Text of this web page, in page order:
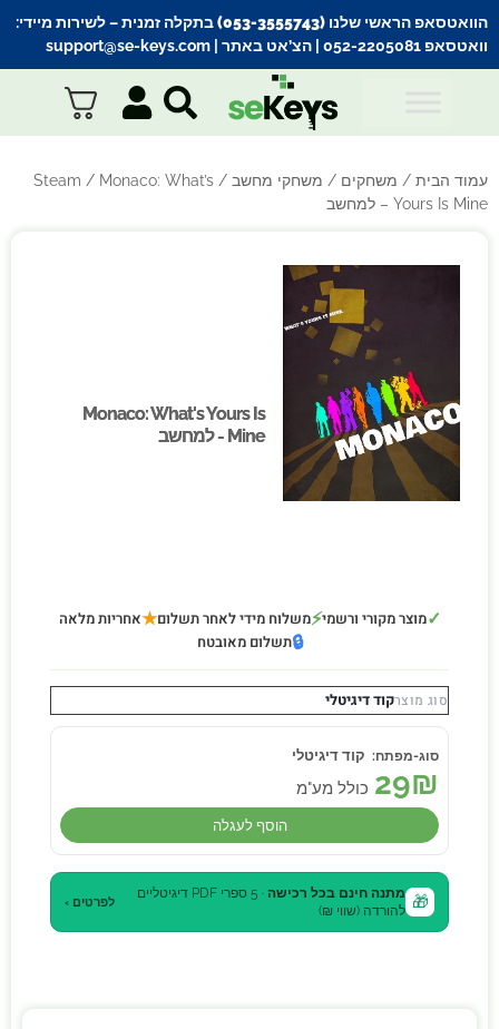
הוואטסאפ הראשי שלנו (053-3555743) בתקלה זמנית
– לשירות מיידי:
וואטסאפ 052-2205081
| הצ’אט באתר | support@se-keys.com
עמוד הבית / משחקים / משחקי מחשב /
Steam / Monaco: What’s
Yours Is Mine – למחשב
Monaco: What's Yours Is
Mine - למחשב
Monaco: What's Yours Is
Mine - למחשב
✓מוצר מקורי ורשמי⚡משלוח מידי לאחר תשלום★אחריות מלאה
🔒תשלום מאובטח
סוג מוצרקוד דיגיטלי
קוד דיגיטלי
29₪ כולל מע"מ
הוסף לעגלה
🎁 מתנה חינם בכל רכישה
· 5 ספרי PDF דיגיטליים
להורדה (שווי ₪)
לפרטים ›